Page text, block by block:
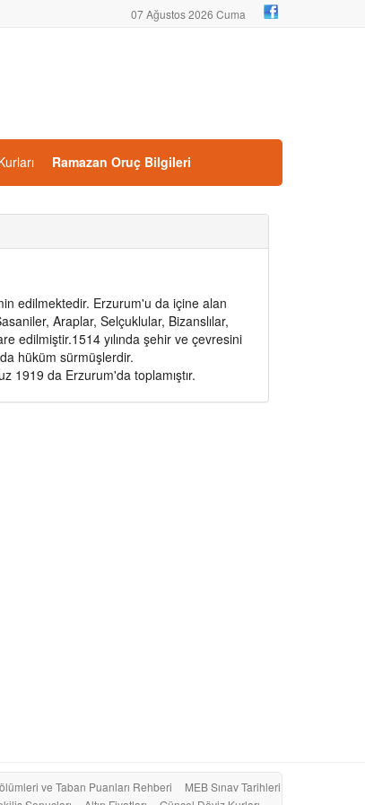
07 Ağustos 2026 Cuma
Ramazan Oruç Bilgileri
edilmektedir. Erzurum'u da içine alan
Araplar, Selçuklular, Bizanslılar,
edilmiştir.1514 yılında şehir ve çevresini
hüküm sürmüşlerdir.
1919 da Erzurum'da toplamıştır.
ve Taban Puanları Rehberi
MEB Sınav Tarihleri